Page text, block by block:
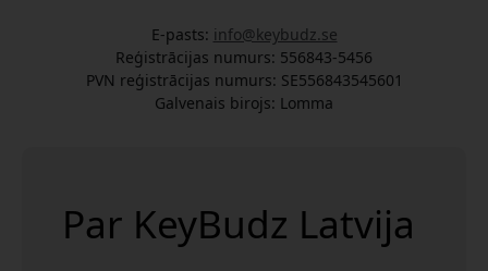
E-pasts: info@keybudz.se
Reģistrācijas numurs: 556843-5456
PVN reģistrācijas numurs: SE556843545601
Galvenais birojs: Lomma
Par KeyBudz Latvija